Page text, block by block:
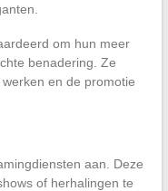
om hun meer
benadering. Ze
en de promotie
aan. Deze
of herhalingen te